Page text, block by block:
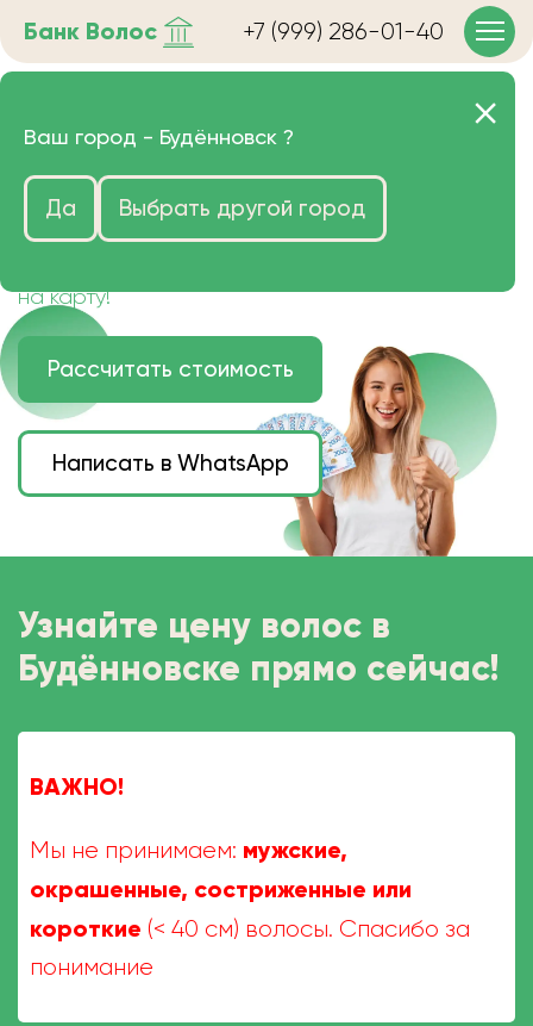
Банк Волос +7 (999) 286-01-40
Продать волосы в
Будённовске очень дорого
Цена зависит от длины, цвета и структуры
на карту!
Рассчитать стоимость
Написать в WhatsApp
Узнайте цену волос в
Будённовске прямо сейчас!
ВАЖНО!
Мы не принимаем: мужские,
окрашенные, состриженные или
короткие (< 40 см) волосы. Спасибо за
понимание
Ваш город - Будённовск ?
Да Выбрать другой город